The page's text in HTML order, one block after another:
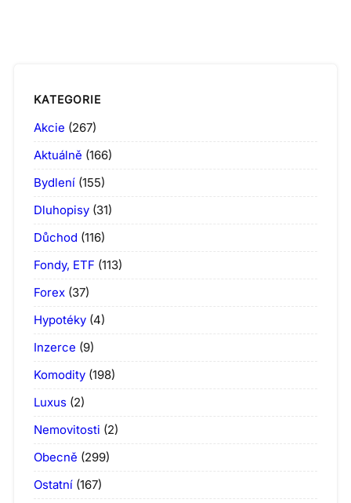
KATEGORIE
Akcie (267)
Aktuálně (166)
Bydlení (155)
Dluhopisy (31)
Důchod (116)
Fondy, ETF (113)
Forex (37)
Hypotéky (4)
Inzerce (9)
Komodity (198)
Luxus (2)
Nemovitosti (2)
Obecně (299)
Ostatní (167)